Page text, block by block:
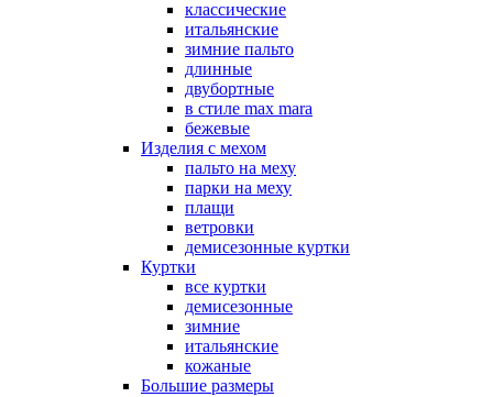
классические
итальянские
зимние пальто
длинные
двубортные
в стиле max mara
бежевые
Изделия с мехом
пальто на меху
парки на меху
плащи
ветровки
демисезонные куртки
Куртки
все куртки
демисезонные
зимние
итальянские
кожаные
Большие размеры